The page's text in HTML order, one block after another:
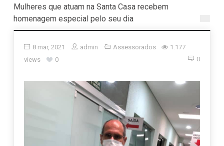
Mulheres que atuam na Santa Casa recebem
homenagem especial pelo seu dia
8 mar, 2021 admin Assessorados
1.177
views
0 0